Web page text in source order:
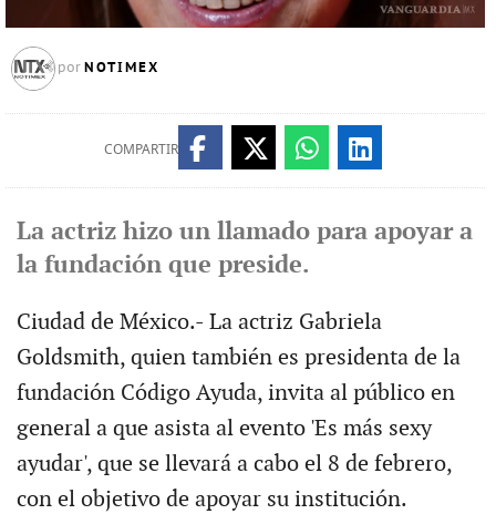
por NOTIMEX
COMPARTIR
La actriz hizo un llamado para apoyar a
la fundación que preside.
Ciudad de México.- La actriz Gabriela
Goldsmith, quien también es presidenta de la
fundación Código Ayuda, invita al público en
general a que asista al evento 'Es más sexy
ayudar', que se llevará a cabo el 8 de febrero,
con el objetivo de apoyar su institución.